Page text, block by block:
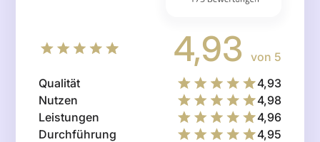
4,93
von 5
Qualität
4,93
Nutzen
4,98
Leistungen
4,96
Durchführung
4,95